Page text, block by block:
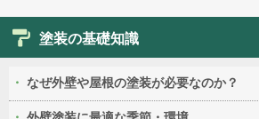
塗装の基礎知識
なぜ外壁や屋根の塗装が必要なのか？